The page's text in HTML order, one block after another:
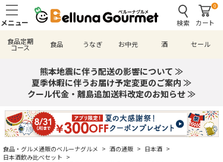
検索
0
カート
食品定期
コース 食品 うなぎ お中元 酒 セール
熊本地震に伴う配送の影響について ≫
夏季休暇に伴うお届け予定変更のご案内 ≫
クール代金・離島追加送料改定のお知らせ ≫
食品・グルメ通販のベルーナグルメ > 酒の通販 > 日本酒 >
日本酒飲み比べセット >